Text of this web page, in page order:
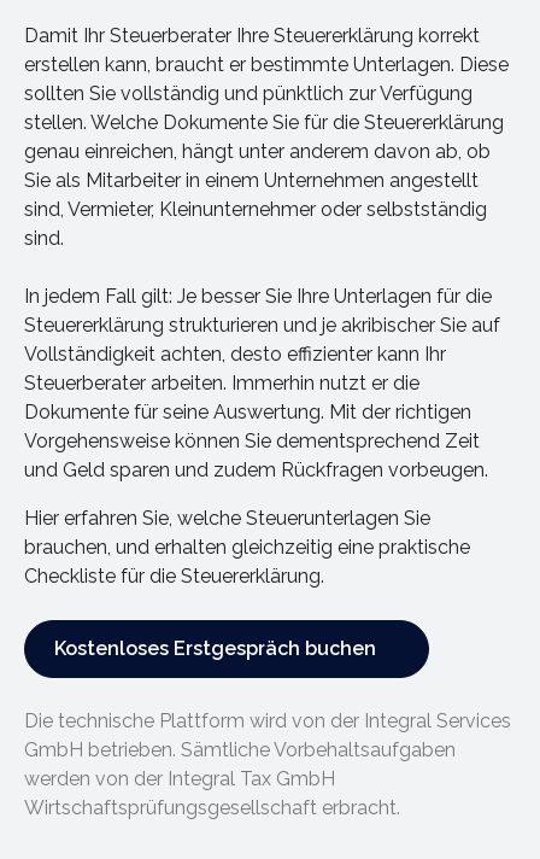
Damit Ihr Steuerberater Ihre Steuererklärung korrekt
erstellen kann, braucht er bestimmte Unterlagen. Diese
sollten Sie vollständig und pünktlich zur Verfügung
stellen. Welche Dokumente Sie für die Steuererklärung
genau einreichen, hängt unter anderem davon ab, ob
Sie als Mitarbeiter in einem Unternehmen angestellt
sind, Vermieter, Kleinunternehmer oder selbstständig
sind.
In jedem Fall gilt: Je besser Sie Ihre Unterlagen für die
Steuererklärung strukturieren und je akribischer Sie auf
Vollständigkeit achten, desto effizienter kann Ihr
Steuerberater arbeiten. Immerhin nutzt er die
Dokumente für seine Auswertung. Mit der richtigen
Vorgehensweise können Sie dementsprechend Zeit
und Geld sparen und zudem Rückfragen vorbeugen.
Hier erfahren Sie, welche Steuerunterlagen Sie
brauchen, und erhalten gleichzeitig eine praktische
Checkliste für die Steuererklärung.
Kostenloses Erstgespräch buchen
Kostenloses Erstgespräch buchen
Die technische Plattform wird von der Integral Services
GmbH betrieben. Sämtliche Vorbehaltsaufgaben
werden von der Integral Tax GmbH
Wirtschaftsprüfungsgesellschaft erbracht.